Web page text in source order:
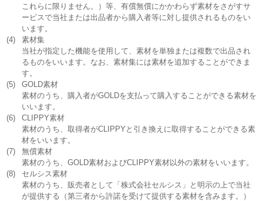
これらに限りません。）等、有償無償にかかわらず素材をさがすサ
ービスで当社または出品者から購入者等に対し提供されるものをい
います。
(4)
素材集
当社が指定した機能を使用して、素材を単独または複数で出品され
るものをいいます。なお、素材集には素材を追加することができま
す。
(5)
GOLD素材
素材のうち、購入者がGOLDを支払って購入することができる素材を
いいます。
(6)
CLIPPY素材
素材のうち、取得者がCLIPPYと引き換えに取得することができる素
材をいいます。
(7)
無償素材
素材のうち、GOLD素材およびCLIPPY素材以外の素材をいいます。
(8)
セルシス素材
素材のうち、販売者として「株式会社セルシス」と明示の上で当社
が提供する（第三者から許諾を受けて提供する素材を含みます。）